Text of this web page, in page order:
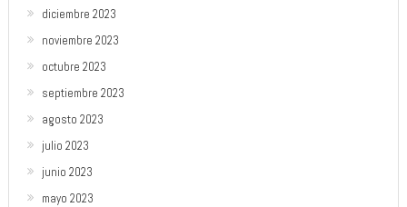
diciembre 2023
noviembre 2023
octubre 2023
septiembre 2023
agosto 2023
julio 2023
junio 2023
mayo 2023